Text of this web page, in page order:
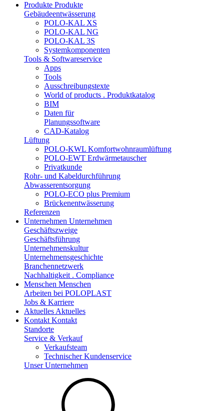
Produkte Produkte
Gebäudeentwässerung
POLO-KAL XS
POLO-KAL NG
POLO-KAL 3S
Systemkomponenten
Tools & Softwareservice
Apps
Tools
Ausschreibungstexte
World of products . Produktkatalog
BIM
Daten für
Planungssoftware
CAD-Katalog
Lüftung
POLO-KWL Komfortwohnraumlüftung
POLO-EWT Erdwärmetauscher
Privatkunde
Rohr- und Kabeldurchführung
Abwasserentsorgung
POLO-ECO plus Premium
Brückenentwässerung
Referenzen
Unternehmen Unternehmen
Geschäftszweige
Geschäftsführung
Unternehmenskultur
Unternehmensgeschichte
Branchennetzwerk
Nachhaltigkeit . Compliance
Menschen Menschen
Arbeiten bei POLOPLAST
Jobs & Karriere
Aktuelles Aktuelles
Kontakt Kontakt
Standorte
Service & Verkauf
Verkaufsteam
Technischer Kundenservice
Unser Unternehmen